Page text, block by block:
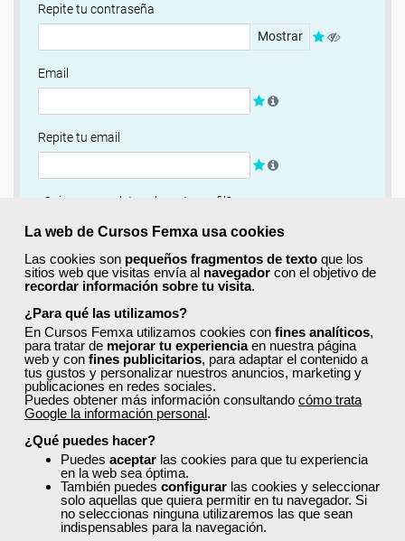
La web de Cursos Femxa usa cookies
Las cookies son pequeños fragmentos de texto que los
sitios web que visitas envía al navegador con el objetivo de
recordar información sobre tu visita.
¿Para qué las utilizamos?
En Cursos Femxa utilizamos cookies con fines analíticos,
para tratar de mejorar tu experienciaen nuestra página
web y con fines publicitarios, para adaptar el contenido a
tus gustos y personalizar nuestros anuncios, marketing y
publicaciones en redes sociales.
Puedes obtener más información consultando cómo trata
Google la información personal.
¿Qué puedes hacer?
Puedes aceptar las cookies para que tu experiencia
en la web sea óptima.
También puedes configurar las cookies y seleccionar
solo aquellas que quiera permitir en tu navegador. Si
no seleccionas ninguna utilizaremos las que sean
indispensables para la navegación.
Repite tu contraseña
Mostrar
Email
Repite tu email
¿Quieres completar ahora tu perfil?
Si
No, completaré mi perfil más adelante
Newsletter
Si, quiero recibir información sobre cursos, ofertas
exclusivas y recursos para el aprendizaje.
Términos y condiciones
He leído y acepto la Política de Privacidad
Registrarse
Quiénes Somos: